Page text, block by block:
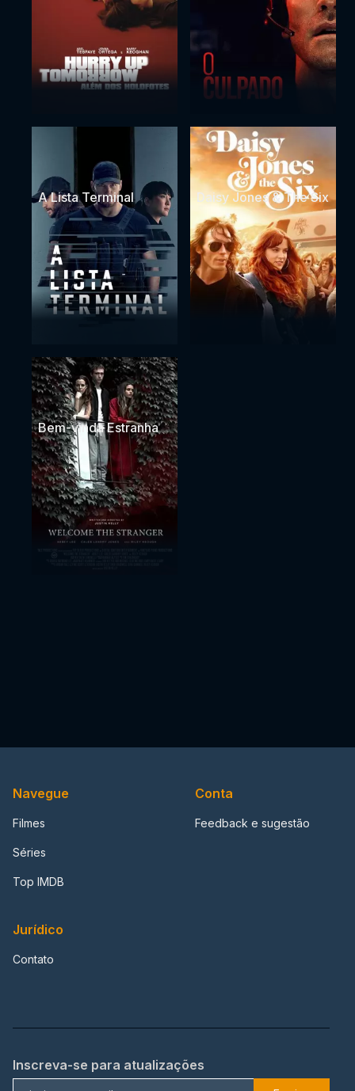
A Lista Terminal Daisy Jones & The Six
Bem-vinda Estranha
Navegue
Filmes
Séries
Top IMDB
Conta
Feedback e sugestão
Jurídico
Contato
Inscreva-se para atualizações